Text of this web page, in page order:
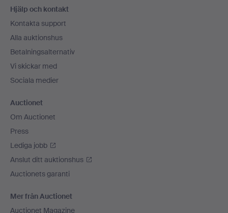
Hjälp och kontakt
Kontakta support
Alla auktionshus
Betalningsalternativ
Vi skickar med
Sociala medier
Auctionet
Om Auctionet
Press
Lediga jobb
Anslut ditt auktionshus
Auctionets garanti
Mer från Auctionet
Auctionet Magazine